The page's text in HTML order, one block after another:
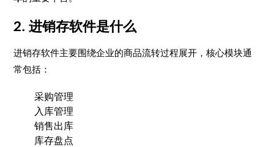
2. 进销存软件是什么
进销存软件主要围绕企业的商品流转过程展开，核心模块通
常包括：
采购管理
入库管理
销售出库
库存盘点